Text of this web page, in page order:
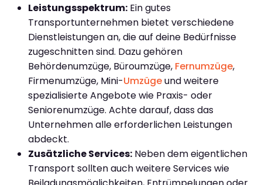
Leistungsspektrum: Ein gutes
Transportunternehmen bietet verschiedene
Dienstleistungen an, die auf deine Bedürfnisse
zugeschnitten sind. Dazu gehören
Behördenumzüge, Büroumzüge, Fernumzüge,
Firmenumzüge, Mini-Umzügeund weitere
spezialisierte Angebote wie Praxis- oder
Seniorenumzüge. Achte darauf, dass das
Unternehmen alle erforderlichen Leistungen
abdeckt.
Zusätzliche Services: Neben dem eigentlichen
Transport sollten auch weitere Services wie